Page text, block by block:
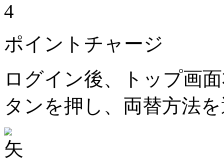
4
ポイントチャージ
ログイン後、トップ画
タンを押し、両替方法